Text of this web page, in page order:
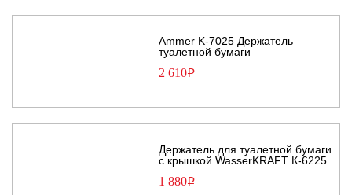
Ammer K-7025 Держатель
туалетной бумаги
2 610Р
Держатель для туалетной бумаги
с крышкой WasserKRAFT К-6225
1 880Р